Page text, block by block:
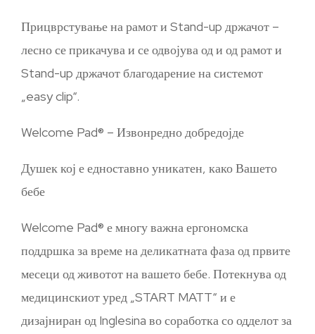
Прицврстување на рамот и Stand-up држачот –
лесно се прикачува и се одвојува од и од рамот и
Stand-up држачот благодарение на системот
„easy clip“.
Welcome Pad® – Извонредно добредојде
Душек кој е едноставно уникатен, како Вашето
бебе
Welcome Pad® е многу важна ергономска
поддршка за време на деликатната фаза од првите
месеци од животот на вашето бебе. Потекнува од
медицинскиот уред „START MATT“ и е
дизајниран од Inglesina во соработка со одделот за